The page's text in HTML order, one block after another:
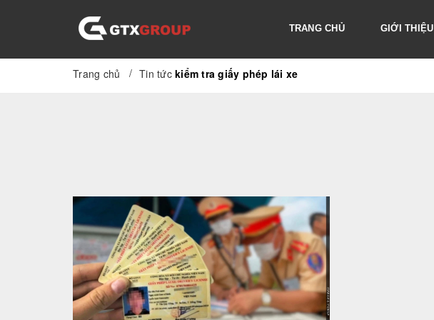
TRANG CHỦ GIỚI THIỆU
Trang chủ / Tin tức kiểm tra giấy phép lái xe